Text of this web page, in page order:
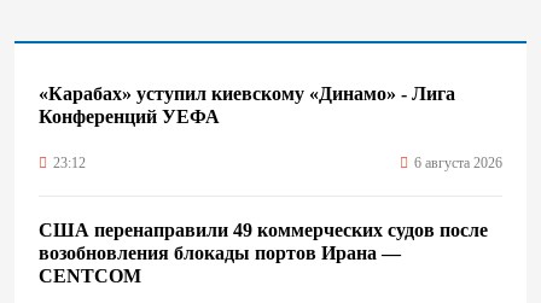
«Карабах» уступил киевскому «Динамо» - Лига
Конференций УЕФА
23:12 6 августа 2026
США перенаправили 49 коммерческих судов после
возобновления блокады портов Ирана —
CENTCOM